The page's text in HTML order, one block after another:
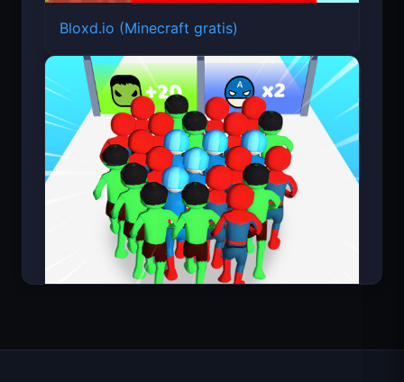
Bloxd.io (Minecraft gratis)